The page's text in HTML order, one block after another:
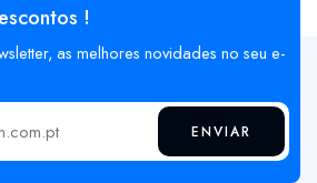
!
as melhores novidades no seu e-
ENVIAR